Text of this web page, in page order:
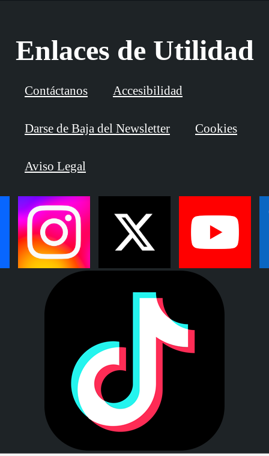
Enlaces de Utilidad
Contáctanos Accesibilidad
Darse de Baja del Newsletter Cookies
Aviso Legal